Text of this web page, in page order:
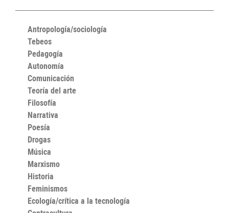
Antropología/sociología
Tebeos
Pedagogía
Autonomía
Comunicación
Teoría del arte
Filosofía
Narrativa
Poesía
Drogas
Música
Marxismo
Historia
Feminismos
Ecología/crítica a la tecnología